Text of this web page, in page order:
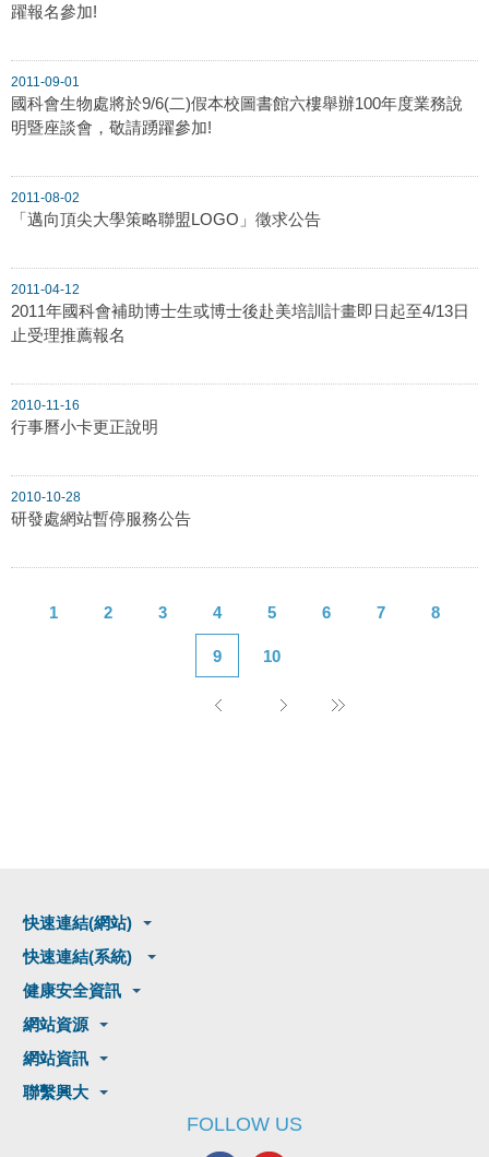
躍報名參加!
2011-09-01
國科會生物處將於9/6(二)假本校圖書館六樓舉辦100年度業務說
明暨座談會，敬請踴躍參加!
2011-08-02
「邁向頂尖大學策略聯盟LOGO」徵求公告
2011-04-12
2011年國科會補助博士生或博士後赴美培訓計畫即日起至4/13日
止受理推薦報名
2010-11-16
行事曆小卡更正說明
2010-10-28
研發處網站暫停服務公告
1 2 3 4 5 6 7 8
9 10
快速連結(網站)
快速連結(系統)
健康安全資訊
網站資源
網站資訊
聯繫興大
FOLLOW US